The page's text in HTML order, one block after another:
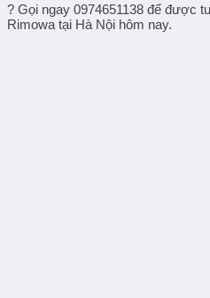
? Gọi ngay 0974651138 để được
Rimowa tại Hà Nội hôm nay.